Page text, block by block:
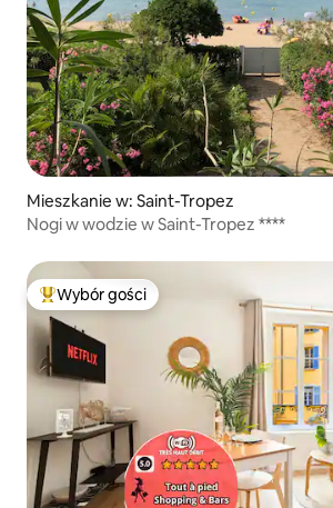
Mieszkanie w: Saint-Tropez
Nogi w wodzie w Saint-Tropez ****
Najpopularniejsze z kategorii Wybór gości
Wybór gości